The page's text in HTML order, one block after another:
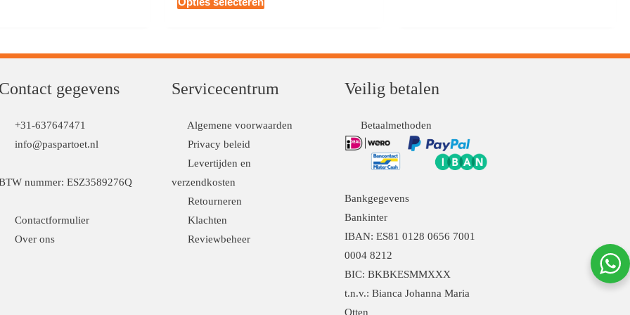
meerdere
Deze
kan
Contact gegevens
+31-637647471
info@paspartoet.nl
nummer: ESZ3589276Q
Contactformulier
Over ons
Servicecentrum
Algemene voorwaarden
Privacy beleid
Levertijden en
verzendkosten
Retourneren
Klachten
Reviewbeheer
Veilig betalen
Betaalmethoden
Bankgegevens
Bankinter
IBAN: ES81 0128 0656 7001
0004 8212
BIC: BKBKESMMXXX
t.n.v.: Bianca Johanna Maria
Otten